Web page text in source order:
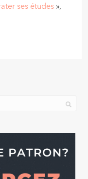
ses études »,